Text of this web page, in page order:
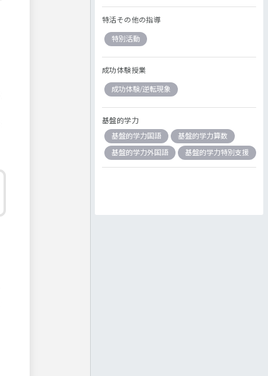
特活その他の指導
特別活動
成功体験授業
成功体験/逆転現象
基盤的学力
基盤的学力国語
基盤的学力算数
基盤的学力外国語
基盤的学力特別支援